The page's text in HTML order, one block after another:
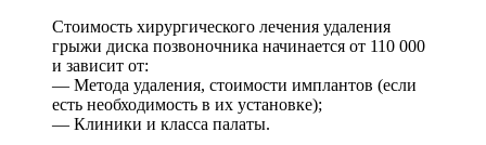
Стоимость хирургического лечения удаления
грыжи диска позвоночника начинается от 110 000
и зависит от:
— Метода удаления, стоимости имплантов (если
есть необходимость в их установке);
— Клиники и класса палаты.